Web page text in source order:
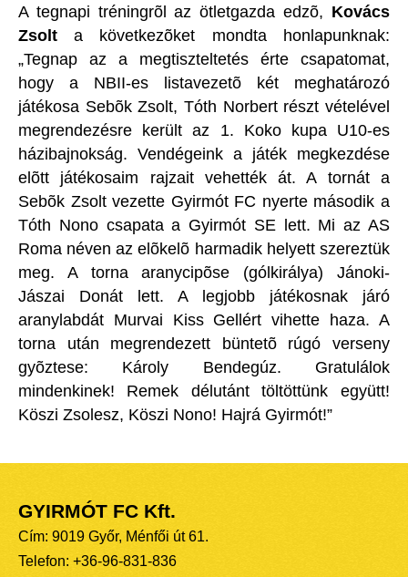
A tegnapi tréningrõl az ötletgazda edzõ, Kovács
Zsolta következõket mondta honlapunknak:
„Tegnap az a megtiszteltetés érte csapatomat,
hogy a NBII-es listavezetõ két meghatározó
játékosa Sebõk Zsolt, Tóth Norbert részt vételével
megrendezésre került az 1. Koko kupa U10-es
házibajnokság. Vendégeink a játék megkezdése
elõtt játékosaim rajzait vehették át. A tornát a
Sebõk Zsolt vezette Gyirmót FC nyerte második a
Tóth Nono csapata a Gyirmót SE lett. Mi az AS
Roma néven az elõkelõ harmadik helyett szereztük
meg. A torna aranycipõse (gólkirálya) Jánoki-
Jászai Donát lett. A legjobb játékosnak járó
aranylabdát Murvai Kiss Gellért vihette haza. A
torna után megrendezett büntetõ rúgó verseny
gyõztese: Károly Bendegúz. Gratulálok
mindenkinek! Remek délutánt töltöttünk együtt!
Köszi Zsolesz, Köszi Nono! Hajrá Gyirmót!”
GYIRMÓT FC Kft.
Cím: 9019 Győr, Ménfői út 61.
Telefon: +36-96-831-836